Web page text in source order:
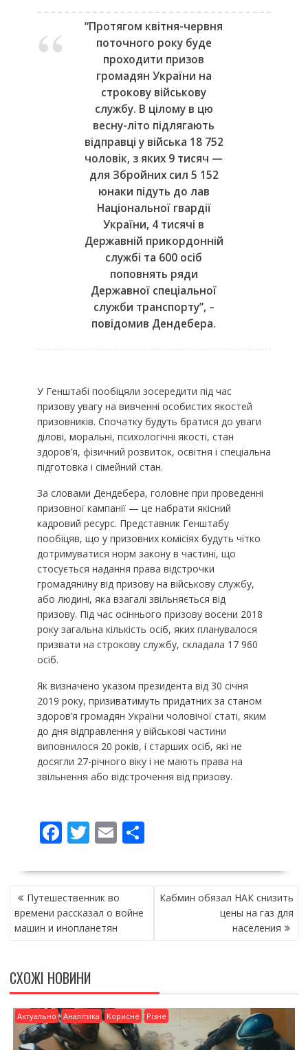
“Протягом квітня-червня
поточного року буде
проходити призов
громадян України на
строкову військову
службу. В цілому в цю
весну-літо підлягають
відправці у війська 18 752
чоловік, з яких 9 тисяч —
для Збройних сил 5 152
юнаки підуть до лав
Національної гвардії
України, 4 тисячі в
Державній прикордонній
службі та 600 осіб
поповнять ряди
Державної спеціальної
служби транспорту”, –
повідомив Дендебера.
У Генштабі пообіцяли зосередити під час
призову увагу на вивченні особистих якостей
призовників. Спочатку будуть братися до уваги
ділові, моральні, психологічні якості, стан
здоров’я, фізичний розвиток, освітня і спеціальна
підготовка і сімейний стан.
За словами Дендебера, головне при проведенні
призовної кампанії — це набрати якісний
кадровий ресурс. Представник Генштабу
пообіцяв, що у призовних комісіях будуть чітко
дотримуватися норм закону в частині, що
стосується надання права відстрочки
громадянину від призову на військову службу,
або людині, яка взагалі звільняється від
призову. Під час осіннього призову восени 2018
року загальна кількість осіб, яких планувалося
призвати на строкову службу, складала 17 960
осіб.
Як визначено указом президента від 30 січня
2019 року, призиватимуть придатних за станом
здоров’я громадян України чоловічої статі, яким
до дня відправлення у військові частини
виповнилося 20 років, і старших осіб, які не
досягли 27-річного віку і не мають права на
звільнення або відстрочення від призову.
F
e
b
o
o
k
T
itt
er
E
ai
l
П
ді
т
ся
НАВІГАЦІЯ
ЗАПИСІВ
Путешественник во
времени рассказал о войне
машин и инопланетян
Кабмин обязал НАК снизить
цены на газ для
населения
СХОЖІ НОВИНИ
Актуально Аналітика Корисне Різне